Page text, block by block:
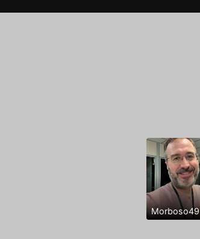
Morboso49